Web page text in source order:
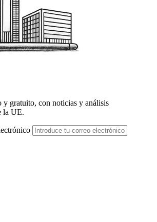
gratuito, con noticias y análisis
la UE.